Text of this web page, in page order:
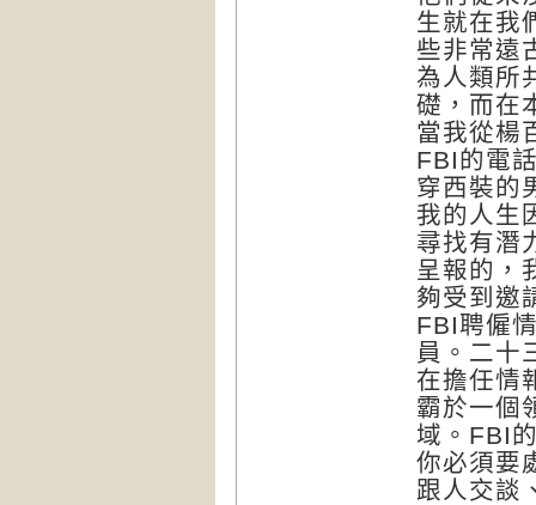
生就在我
些非常遠
為人類所
礎，而在
當我從楊
FBI的電
穿西裝的
我的人生
尋找有潛
呈報的，
夠受到邀
FBI聘僱
員。二十
在擔任情
霸於一個
域。FBI
你必須要
跟人交談